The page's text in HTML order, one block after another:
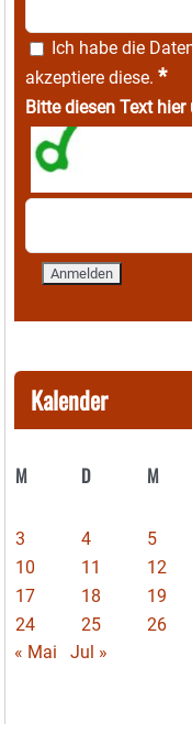
Ich habe die
akzeptiere diese. *
Bitte diesen Text
Kalender
M D M
3
4 5
10
11 12
17
18 19
24
25 26
« Mai
Jul »